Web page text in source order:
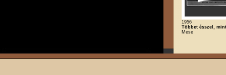
1956
Többet ésszel,
Mese